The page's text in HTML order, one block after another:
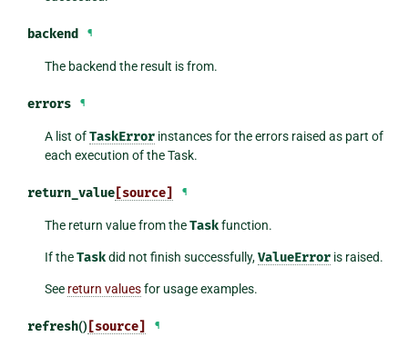
backend ¶
The backend the result is from.
errors ¶
A list ofTaskError instances for the errors raised as part of
each execution of the Task.
return_value[source] ¶
The return value from theTaskfunction.
If theTaskdid not finish successfully,ValueError is raised.
See return valuesfor usage examples.
refresh()[source] ¶